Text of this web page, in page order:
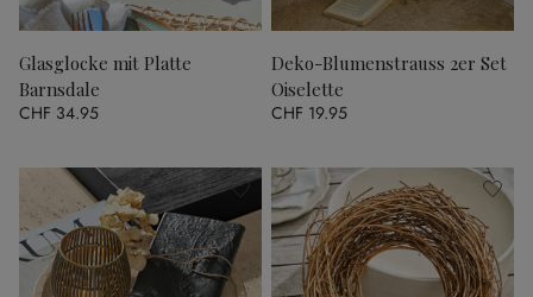
Glasglocke mit Platte
Barnsdale
CHF 34.95
Deko-Blumenstrauss 2er Set
Oiselette
CHF 19.95